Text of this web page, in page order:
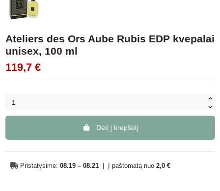
Ateliers des Ors Aube Rubis EDP kvepalai
unisex, 100 ml
119,7 €
Dėti į krepšelį
Pristatysime: 08.19 – 08.21 | Į paštomatą nuo 2,0 €